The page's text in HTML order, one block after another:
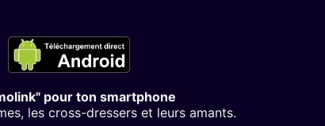
pour ton smartphone
les cross-dressers et leurs amants.